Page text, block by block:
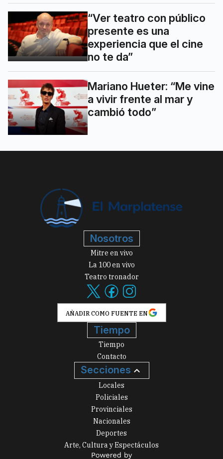
“Ver teatro con público
presente es una
experiencia que el cine
no te da”
Mariano Hueter: “Me vine
a vivir frente al mar y
cambió todo”
Nosotros
Mitre en vivo
La 100 en vivo
Teatro tronador
AÑADIR COMO FUENTE EN
Tiempo
Tiempo
Contacto
Secciones
Locales
Policiales
Provinciales
Nacionales
Deportes
Arte, Cultura y Espectáculos